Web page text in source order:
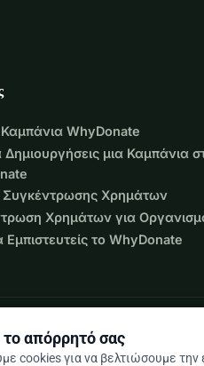
Καμπάνια WhyDonate
μια Καμπάνια
Συγκέντρωσης Χρημάτων
Χρημάτων για
Εμπιστευτείς το WhyDonate
απόρρητό σας
cookies για να βελτιώσουμε